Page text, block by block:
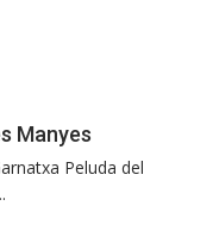
Manyes
Peluda del